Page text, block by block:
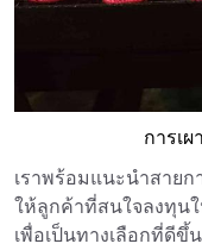
การเ
เราพร้อมแนะนำสาย
ให้ลูกค้าที่สนใจลงทุน
เพื่อเป็นทางเลือกที่ดีขึ้น